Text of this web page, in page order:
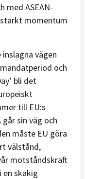
med ASEAN-
momentum
vägen
och
bli det
till EU:s
sin väg och
måste EU göra
välstånd,
motståndskraft
en skakig